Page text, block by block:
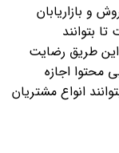
و بازاریابان
بتوانند
این طریق رضایت
محتوا اجازه
انواع مشتریان